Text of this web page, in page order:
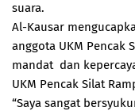
suara.
Al-Kausar
anggota UKM Pencak
mandat dan
UKM Pencak Silat
“Saya sangat